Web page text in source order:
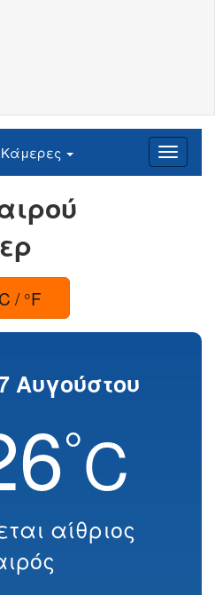
Κάμερες
/ °F
Αυγούστου
°C
αίθριος